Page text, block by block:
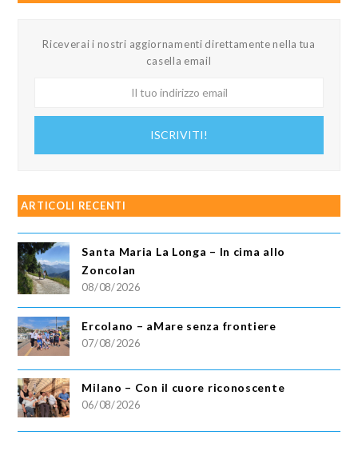
Riceverai i nostri aggiornamenti direttamente nella tua
casella email
ISCRIVITI!
ARTICOLI RECENTI
Santa Maria La Longa – In cima allo
Zoncolan
08/08/2026
Ercolano – aMare senza frontiere
07/08/2026
Milano – Con il cuore riconoscente
06/08/2026